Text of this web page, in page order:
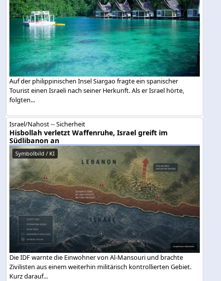
Auf der philippinischen Insel Siargao fragte ein spanischer
Tourist einen Israeli nach seiner Herkunft. Als er Israel hörte,
folgten...
Israel/Nahost -- Sicherheit
Hisbollah verletzt Waffenruhe, Israel greift im
Südlibanon an
Symbolbild / KI
Die IDF warnte die Einwohner von Al-Mansouri und brachte
Zivilisten aus einem weiterhin militärisch kontrollierten Gebiet.
Kurz darauf...